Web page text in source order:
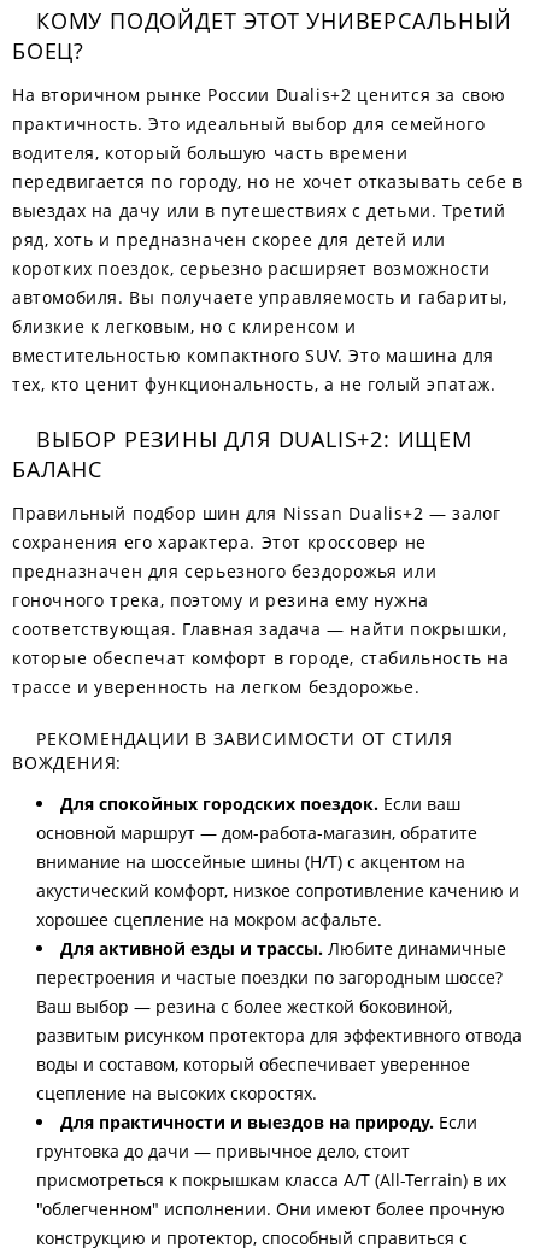
КОМУ ПОДОЙДЕТ ЭТОТ УНИВЕРСАЛЬНЫЙ
БОЕЦ?
На вторичном рынке России Dualis+2 ценится за свою
практичность. Это идеальный выбор для семейного
водителя, который большую часть времени
передвигается по городу, но не хочет отказывать себе в
выездах на дачу или в путешествиях с детьми. Третий
ряд, хоть и предназначен скорее для детей или
коротких поездок, серьезно расширяет возможности
автомобиля. Вы получаете управляемость и габариты,
близкие к легковым, но с клиренсом и
вместительностью компактного SUV. Это машина для
тех, кто ценит функциональность, а не голый эпатаж.
ВЫБОР РЕЗИНЫ ДЛЯ DUALIS+2: ИЩЕМ
БАЛАНС
Правильный подбор шин для Nissan Dualis+2 — залог
сохранения его характера. Этот кроссовер не
предназначен для серьезного бездорожья или
гоночного трека, поэтому и резина ему нужна
соответствующая. Главная задача — найти покрышки,
которые обеспечат комфорт в городе, стабильность на
трассе и уверенность на легком бездорожье.
РЕКОМЕНДАЦИИ В ЗАВИСИМОСТИ ОТ СТИЛЯ
ВОЖДЕНИЯ:
Для спокойных городских поездок. Если ваш
основной маршрут — дом-работа-магазин, обратите
внимание на шоссейные шины (H/T) с акцентом на
акустический комфорт, низкое сопротивление качению и
хорошее сцепление на мокром асфальте.
Для активной езды и трассы. Любите динамичные
перестроения и частые поездки по загородным шоссе?
Ваш выбор — резина с более жесткой боковиной,
развитым рисунком протектора для эффективного отвода
воды и составом, который обеспечивает уверенное
сцепление на высоких скоростях.
Для практичности и выездов на природу. Если
грунтовка до дачи — привычное дело, стоит
присмотреться к покрышкам класса A/T (All-Terrain) в их
"облегченном" исполнении. Они имеют более прочную
конструкцию и протектор, способный справиться с